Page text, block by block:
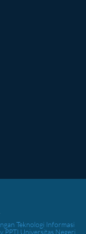
Teknologi Informasi
PPTI Universitas Negeri